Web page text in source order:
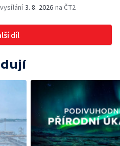
3. 8. 2026 na ČT2
díl